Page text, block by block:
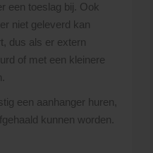
een toeslag bij. Ook
niet geleverd kan
dus als er extern
of met een kleinere
een aanhanger huren,
kunnen worden.